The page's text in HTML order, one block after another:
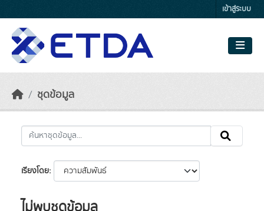
เข้าสู่ระบบ
ชุดข้อมูล
เรียงโดย